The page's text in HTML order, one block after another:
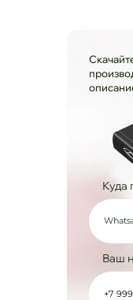
Куда
Ваш